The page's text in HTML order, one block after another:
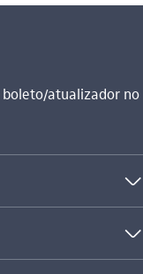
boleto/atualizador no
seta_baixo
seta_baixo